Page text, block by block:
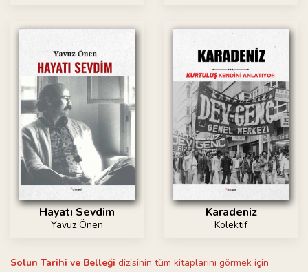
Hayatı Sevdim
Yavuz Önen
Karadeniz
Kolektif
Solun Tarihi ve Belleği dizisinin tüm kitaplarını görmek için